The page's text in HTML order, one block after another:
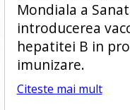
Mondiala a
introducerea
hepatitei B in
imunizare.
Citeste mai mult